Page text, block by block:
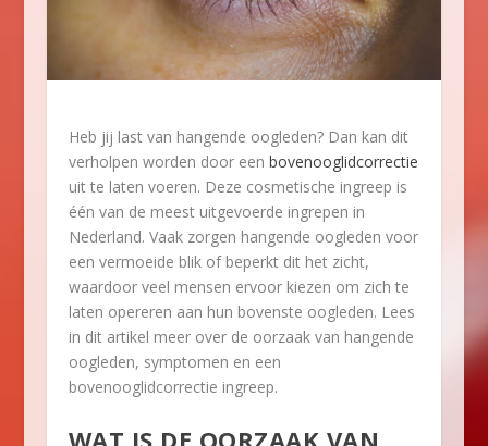
Heb jij last van hangende oogleden? Dan kan dit
verholpen worden door een bovenooglidcorrectie
uit te laten voeren. Deze cosmetische ingreep is
één van de meest uitgevoerde ingrepen in
Nederland. Vaak zorgen hangende oogleden voor
een vermoeide blik of beperkt dit het zicht,
waardoor veel mensen ervoor kiezen om zich te
laten opereren aan hun bovenste oogleden. Lees
in dit artikel meer over de oorzaak van hangende
oogleden, symptomen en een
bovenooglidcorrectie ingreep.
WAT IS DE OORZAAK VAN